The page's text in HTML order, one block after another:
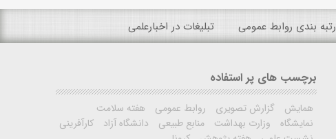
رتبه بندی روابط عمومی تبلیغات در اخبارعلمی
برچسب های پر استفاده
همایش گزارش تصویری روابط عمومی
هفته سلامت
نمایشگاه
وزارت بهداشت منابع طبیعی دانشگاه آزاد
کارآفرینی